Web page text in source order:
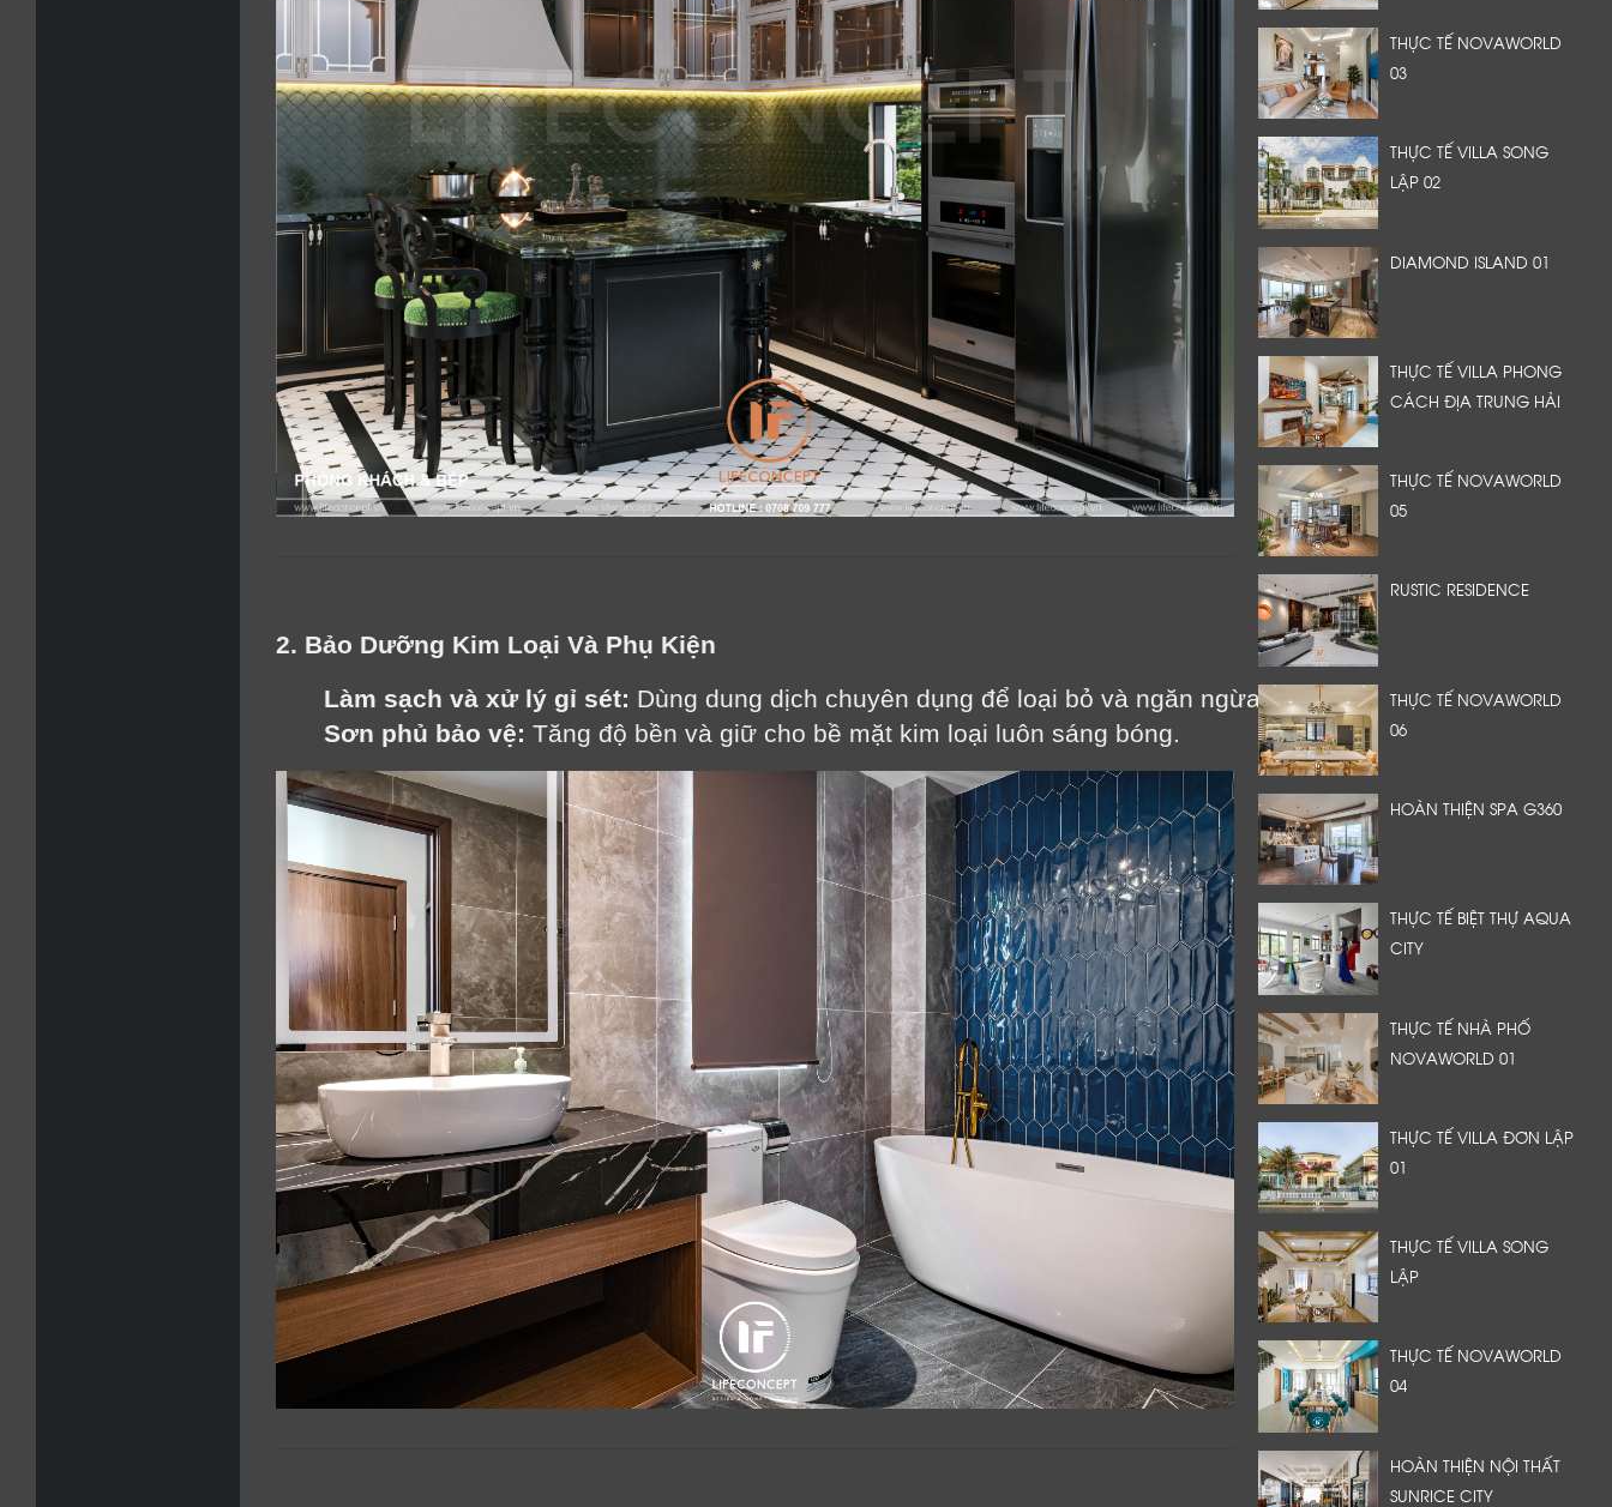
2. Bảo Dưỡng Kim Loại Và Phụ Kiện
Làm sạch và xử lý gỉ sét: Dùng dung dịch chuyên dụng để loại bỏ và ngăn ngừa gỉ sét.
Sơn phủ bảo vệ: Tăng độ bền và giữ cho bề mặt kim loại luôn sáng bóng.
THỰC TẾ NOVAWORLD
03
THỰC TẾ VILLA SONG
LẬP 02
DIAMOND ISLAND 01
THỰC TẾ VILLA PHONG
CÁCH ĐỊA TRUNG HẢI
THỰC TẾ NOVAWORLD
05
RUSTIC RESIDENCE
THỰC TẾ NOVAWORLD
06
HOÀN THIỆN SPA G360
THỰC TẾ BIỆT THỰ AQUA
CITY
THỰC TẾ NHÀ PHỐ
NOVAWORLD 01
THỰC TẾ VILLA ĐƠN LẬP
01
THỰC TẾ VILLA SONG
LẬP
THỰC TẾ NOVAWORLD
04
HOÀN THIỆN NỘI THẤT
SUNRICE CITY
LIFECONCEPT
Cảm ơn quý khách đã để lại thông tin.
Chúng tôi sẽ liên hệ lại trong thời gian sớm nhất